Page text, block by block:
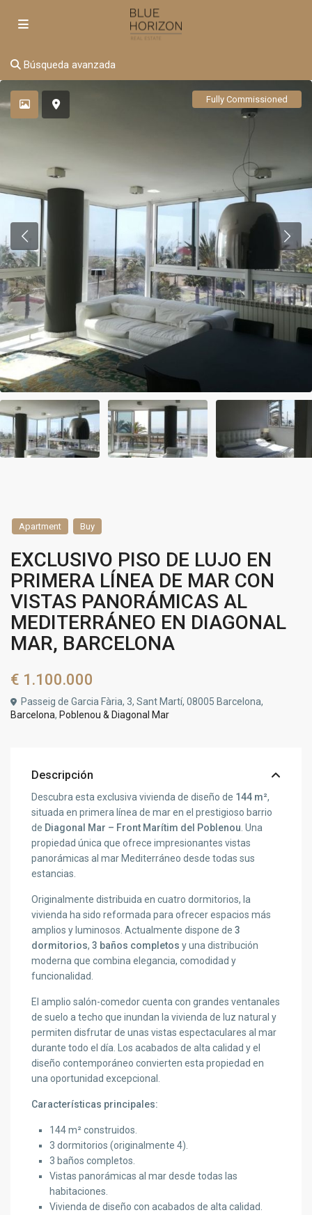
Búsqueda avanzada
Fully Commissioned
Apartment Buy
EXCLUSIVO PISO DE LUJO EN
PRIMERA LÍNEA DE MAR CON
VISTAS PANORÁMICAS AL
MEDITERRÁNEO EN DIAGONAL
MAR, BARCELONA
€ 1.100.000
Passeig de Garcia Fària, 3, Sant Martí, 08005 Barcelona,
Barcelona, Poblenou & Diagonal Mar
Descripción
Descubra esta exclusiva vivienda de diseño de 144 m²,
situada en primera línea de mar en el prestigioso barrio
de Diagonal Mar – Front Marítim del Poblenou . Una
propiedad única que ofrece impresionantes vistas
panorámicas al mar Mediterráneo desde todas sus
estancias.
Originalmente distribuida en cuatro dormitorios, la
vivienda ha sido reformada para ofrecer espacios más
amplios y luminosos. Actualmente dispone de3
dormitorios,3 baños completos y una distribución
moderna que combina elegancia, comodidad y
funcionalidad.
El amplio salón-comedor cuenta con grandes ventanales
de suelo a techo que inundan la vivienda de luz natural y
permiten disfrutar de unas vistas espectaculares al mar
durante todo el día. Los acabados de alta calidad y el
diseño contemporáneo convierten esta propiedad en
una oportunidad excepcional.
Características principales:
144 m² construidos.
3 dormitorios (originalmente 4).
3 baños completos.
Vistas panorámicas al mar desde todas las
habitaciones.
Vivienda de diseño con acabados de alta calidad.